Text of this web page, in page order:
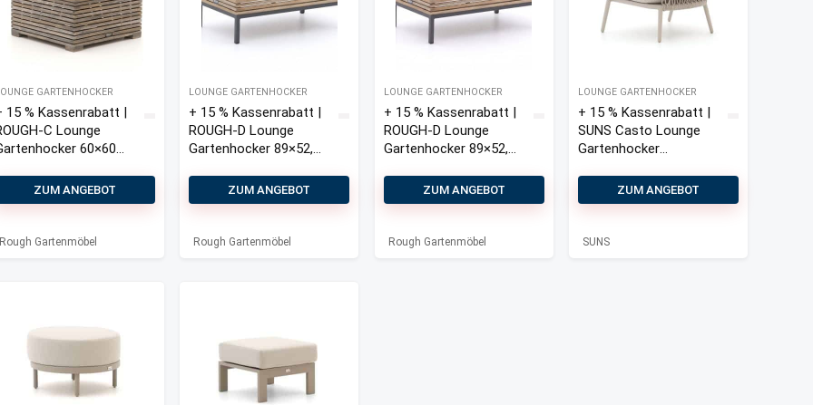
GARTENHOCKER
15 % Kassenrabatt |
C Lounge
60×60
ZUM ANGEBOT
Rough Gartenmöbel
LOUNGE GARTENHOCKER
+ 15 % Kassenrabatt |
ROUGH-D Lounge
Gartenhocker 89×52,5
ZUM ANGEBOT
Rough Gartenmöbel
LOUNGE GARTENHOCKER
+ 15 % Kassenrabatt |
ROUGH-D Lounge
Gartenhocker 89×52,5
ZUM ANGEBOT
Rough Gartenmöbel
LOUNGE GARTENHOCKER
+ 15 % Kassenrabatt |
SUNS Casto Lounge
Gartenhocker
ZUM ANGEBOT
SUNS